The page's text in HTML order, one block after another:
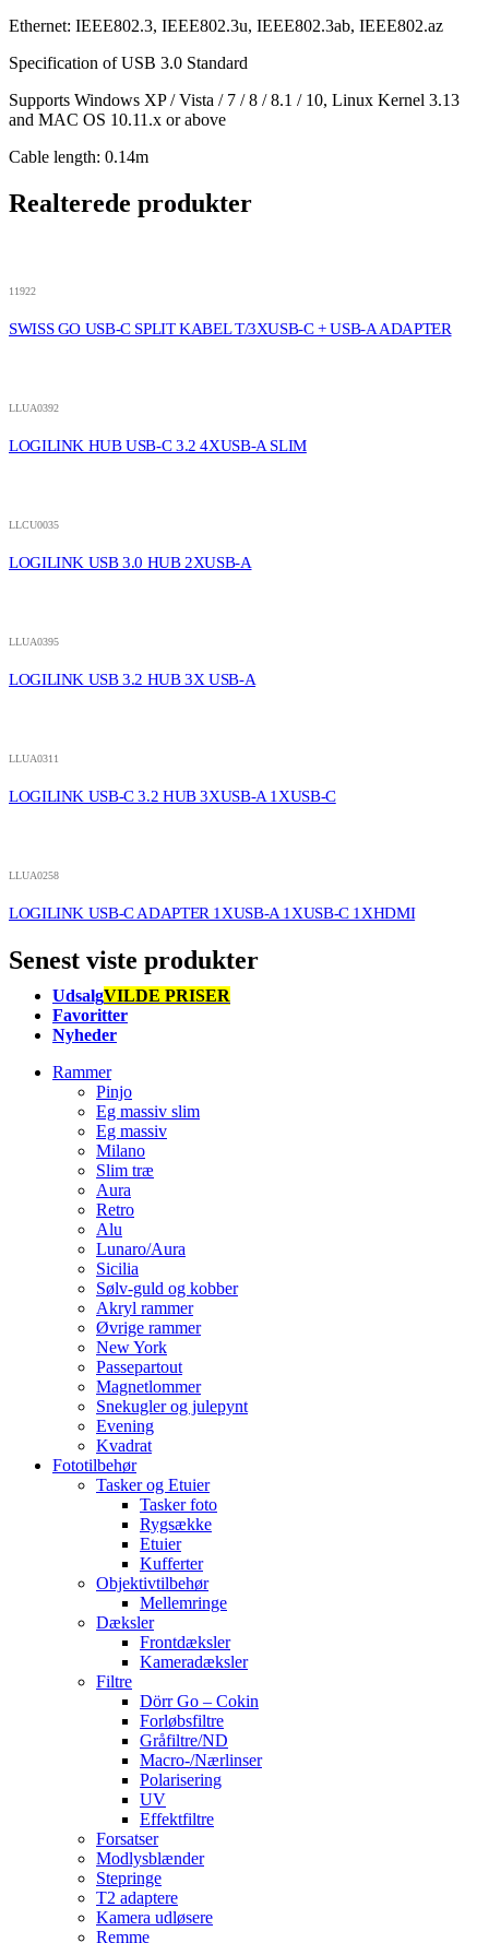
Ethernet: IEEE802.3, IEEE802.3u, IEEE802.3ab, IEEE802.az
Specification of USB 3.0 Standard
Supports Windows XP / Vista / 7 / 8 / 8.1 / 10, Linux Kernel 3.13
and MAC OS 10.11.x or above
Cable length: 0.14m
Realterede produkter
11922
SWISS GO USB-C SPLIT KABEL T/3XUSB-C + USB-A ADAPTER
LLUA0392
LOGILINK HUB USB-C 3.2 4XUSB-A SLIM
LLCU0035
LOGILINK USB 3.0 HUB 2XUSB-A
LLUA0395
LOGILINK USB 3.2 HUB 3X USB-A
LLUA0311
LOGILINK USB-C 3.2 HUB 3XUSB-A 1XUSB-C
LLUA0258
LOGILINK USB-C ADAPTER 1XUSB-A 1XUSB-C 1XHDMI
Senest viste produkter
UdsalgVILDE PRISER
Favoritter
Nyheder
Rammer
Pinjo
Eg massiv slim
Eg massiv
Milano
Slim træ
Aura
Retro
Alu
Lunaro/Aura
Sicilia
Sølv-guld og kobber
Akryl rammer
Øvrige rammer
New York
Passepartout
Magnetlommer
Snekugler og julepynt
Evening
Kvadrat
Fototilbehør
Tasker og Etuier
Tasker foto
Rygsække
Etuier
Kufferter
Objektivtilbehør
Mellemringe
Dæksler
Frontdæksler
Kameradæksler
Filtre
Dörr Go – Cokin
Forløbsfiltre
Gråfiltre/ND
Macro-/Nærlinser
Polarisering
UV
Effektfiltre
Forsatser
Modlysblænder
Stepringe
T2 adaptere
Kamera udløsere
Remme